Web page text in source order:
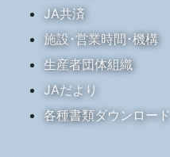
JA共済
施設･営業時間･機構
生産者団体組織
JAだより
各種書類ダウンロード